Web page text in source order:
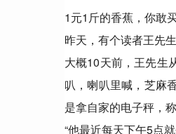
1元1斤的香蕉，你敢
昨天，有个读者王先
大概10天前，王先生
叭，喇叭里喊，芝麻
是拿自家的电子秤，
“他最近每天下午5点